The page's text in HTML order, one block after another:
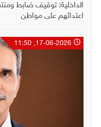
الداخلية: توقيف ضابط
اعتدائهم على مواطن